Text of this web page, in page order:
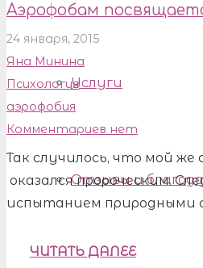
Услуги
Отзывы и
Аэрофобам
24 января, 2015
Яна Минина
Психология
аэрофобия
Комментариев нет
Так случилось, что мой
оказался пророческим.
испытанием природными
ЧИТАТЬ ДАЛЕЕ